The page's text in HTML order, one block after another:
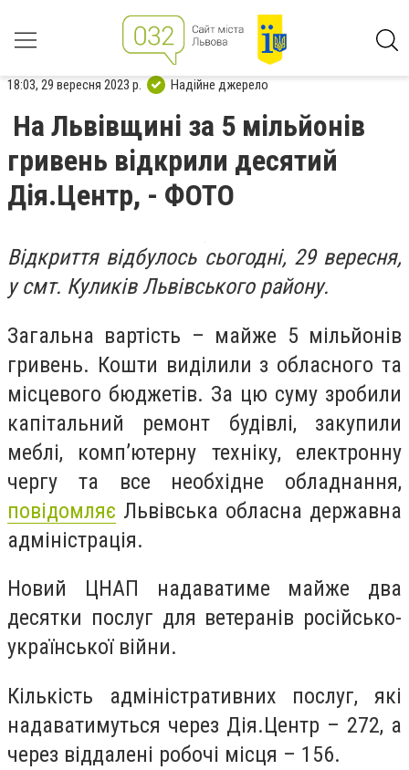
18:03, 29 вересня 2023 р. Надійне джерело
На Львівщині за 5 мільйонів
гривень відкрили десятий
Дія.Центр, - ФОТО
Відкриття відбулось сьогодні, 29 вересня,
у смт. Куликів Львівського району.
Загальна вартість – майже 5 мільйонів
гривень. Кошти виділили з обласного та
місцевого бюджетів. За цю суму зробили
капітальний ремонт будівлі, закупили
меблі, комп’ютерну техніку, електронну
чергу та все необхідне обладнання,
повідомляє Львівська обласна державна
адміністрація.
Новий ЦНАП надаватиме майже два
десятки послуг для ветеранів російсько-
української війни.
Кількість адміністративних послуг, які
надаватимуться через Дія.Центр – 272, а
через віддалені робочі місця – 156.